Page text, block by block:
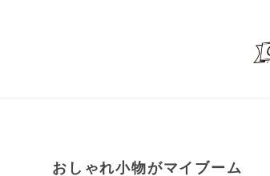
おしゃれ小物がマイブーム